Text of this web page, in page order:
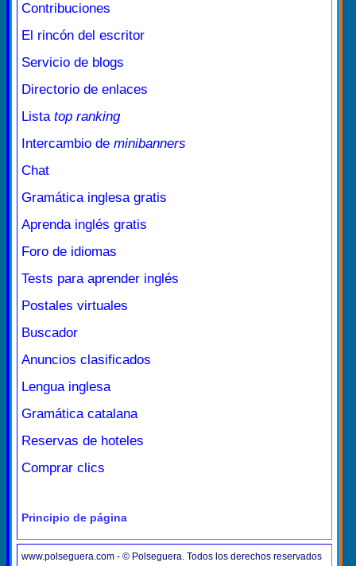
Contribuciones
El rincón del escritor
Servicio de blogs
Directorio de enlaces
Lista top ranking
Intercambio de minibanners
Chat
Gramática inglesa gratis
Aprenda inglés gratis
Foro de idiomas
Tests para aprender inglés
Postales virtuales
Buscador
Anuncios clasificados
Lengua inglesa
Gramática catalana
Reservas de hoteles
Comprar clics
Principio de página
www.polseguera.com - © Polseguera. Todos los derechos reservados